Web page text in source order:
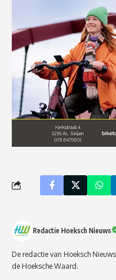
Redactie Hoeksch Nieuws
De redactie van Hoeksch
de Hoeksche Waard.